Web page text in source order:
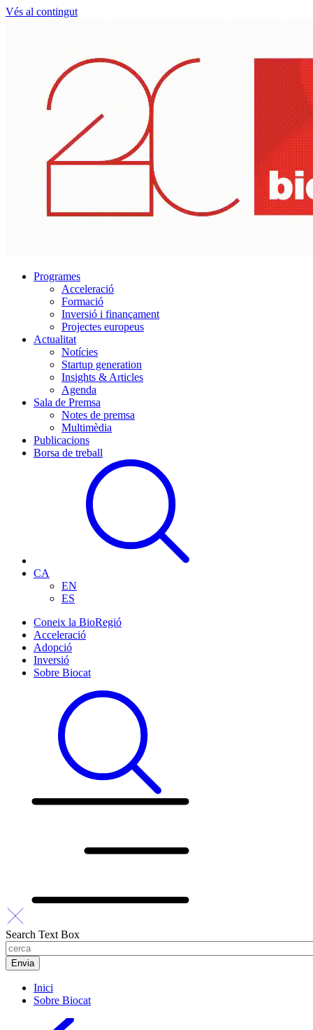
Vés al contingut
Programes
Acceleració
Formació
Inversió i finançament
Projectes europeus
Actualitat
Notícies
Startup generation
Insights & Articles
Agenda
Sala de Premsa
Notes de premsa
Multimèdia
Publicacions
Borsa de treball
CA
EN
ES
Coneix la BioRegió
Acceleració
Adopció
Inversió
Sobre Biocat
Search Text Box
Inici
Sobre Biocat